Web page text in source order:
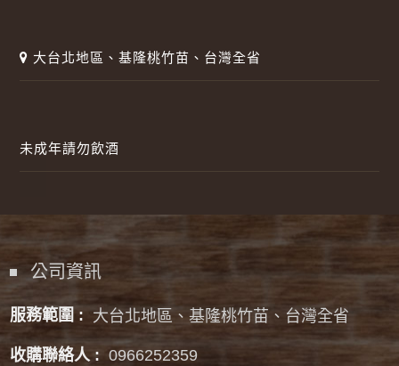
大台北地區、基隆桃竹苗、台灣全省
未成年請勿飲酒
公司資訊
服務範圍 : 大台北地區、基隆桃竹苗、台灣全省
收購聯絡人 : 0966252359